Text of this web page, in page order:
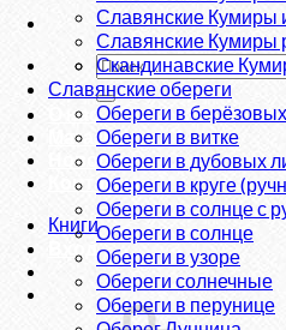
Искать:
О нас
Магазин
Новости
Контакты
Книги
Вход
Славянские Кумиры
Славянские Кумиры
Скандинавские
Славянские обереги
Обереги в
Обереги в витке
Обереги в дубовых
Обереги в круге
Обереги в солнце с
Обереги в солнце
Обереги в узоре
Обереги солнечные
Обереги в перунице